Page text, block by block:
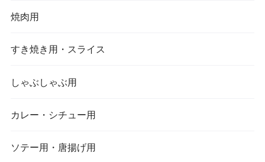
焼肉用
すき焼き用・スライス
しゃぶしゃぶ用
カレー・シチュー用
ソテー用・唐揚げ用